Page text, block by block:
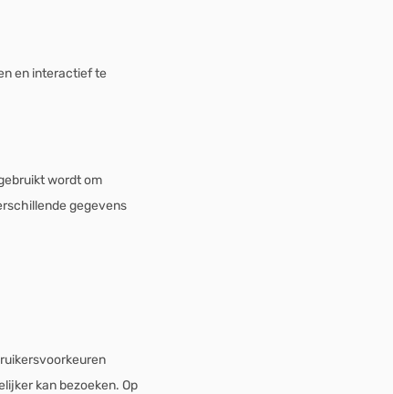
en interactief te
wordt om
gegevens
kan bezoeken. Op